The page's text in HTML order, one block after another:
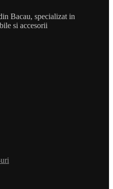
Bacau, specializat in
si accesorii